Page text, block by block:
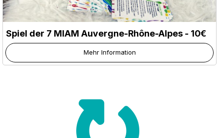
Spiel der 7 MIAM Auvergne-Rhône-Alpes - 10€
Mehr Information